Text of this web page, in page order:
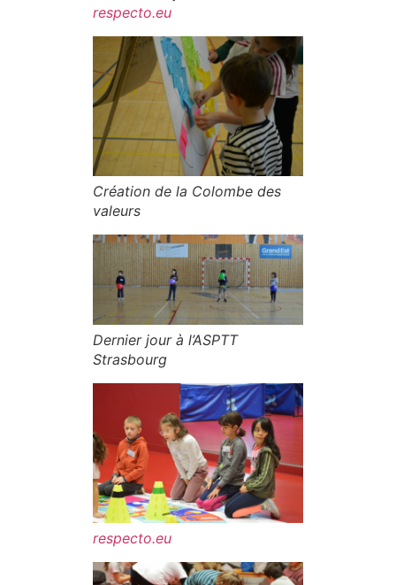
respecto.eu
Création de la Colombe des
valeurs
Dernier jour à l’ASPTT
Strasbourg
respecto.eu